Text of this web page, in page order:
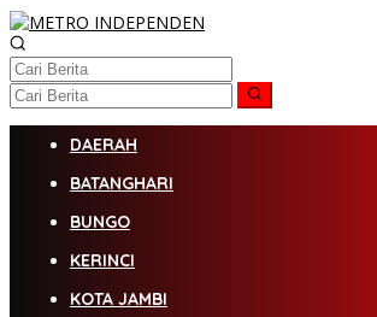
DAERAH
BATANGHARI
BUNGO
KERINCI
KOTA JAMBI